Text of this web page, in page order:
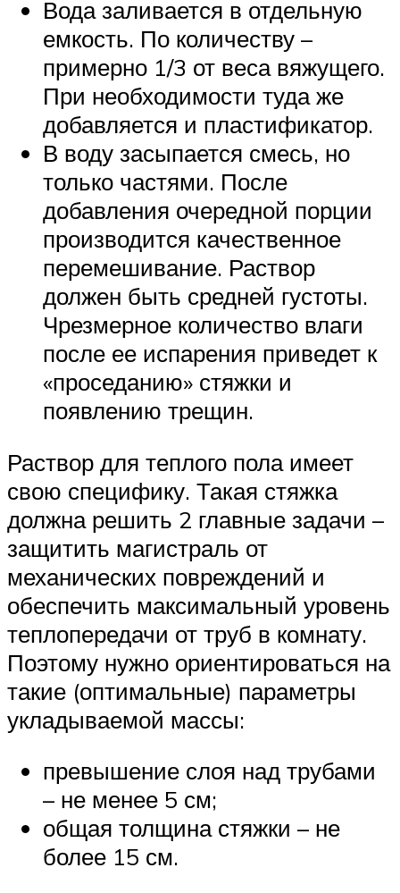
Вода заливается в отдельную
емкость. По количеству –
примерно 1/3 от веса вяжущего.
При необходимости туда же
добавляется и пластификатор.
В воду засыпается смесь, но
только частями. После
добавления очередной порции
производится качественное
перемешивание. Раствор
должен быть средней густоты.
Чрезмерное количество влаги
после ее испарения приведет к
«проседанию» стяжки и
появлению трещин.
Раствор для теплого пола имеет
свою специфику. Такая стяжка
должна решить 2 главные задачи –
защитить магистраль от
механических повреждений и
обеспечить максимальный уровень
теплопередачи от труб в комнату.
Поэтому нужно ориентироваться на
такие (оптимальные) параметры
укладываемой массы:
превышение слоя над трубами
– не менее 5 см;
общая толщина стяжки – не
более 15 см.